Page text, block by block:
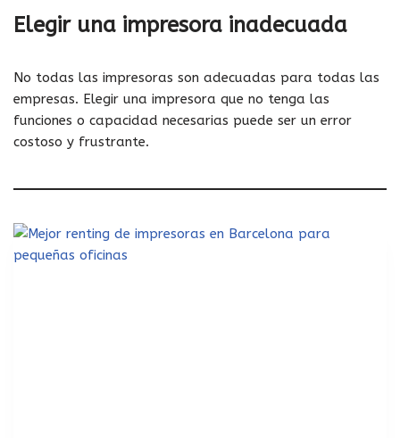
Elegir una impresora inadecuada
No todas las impresoras son adecuadas para todas las
empresas. Elegir una impresora que no tenga las
funciones o capacidad necesarias puede ser un error
costoso y frustrante.